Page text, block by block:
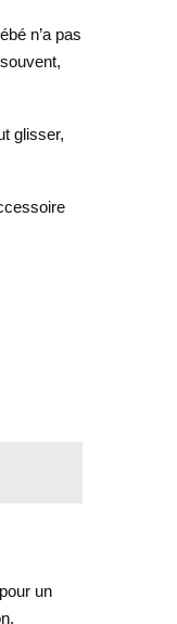
n’a pas
glisser,
un